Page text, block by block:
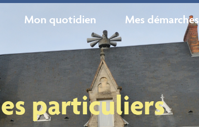
Mon quotidien Mes démarches
particuliers